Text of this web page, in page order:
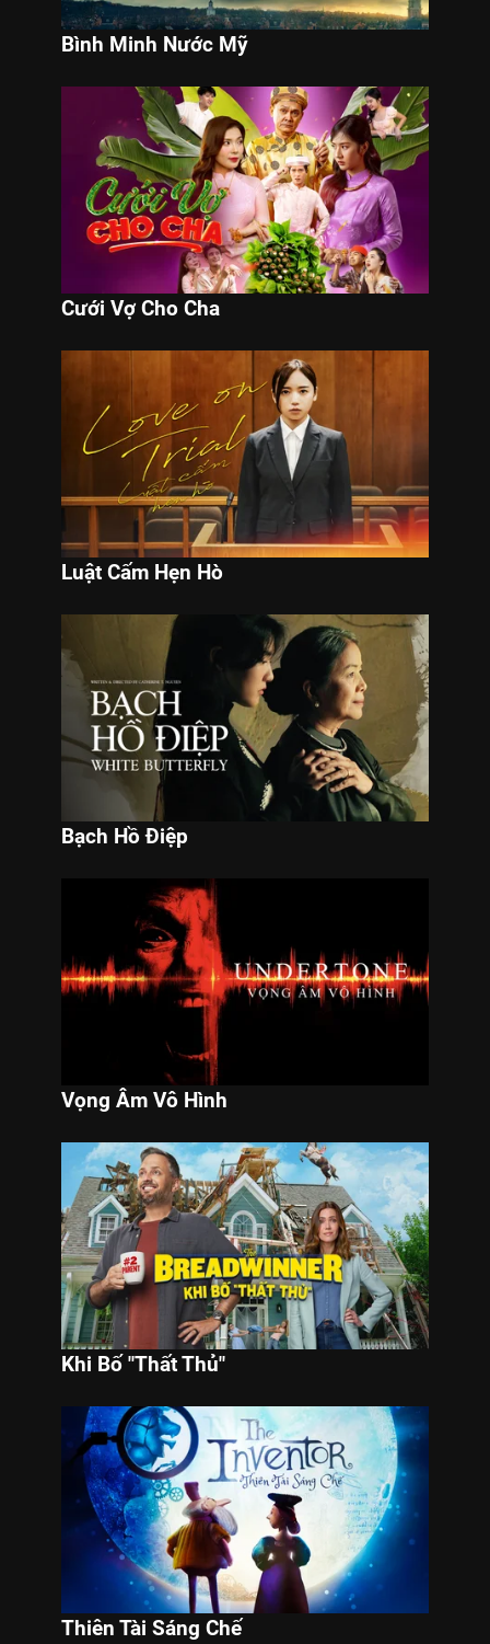
Bình Minh Nước Mỹ
Cưới Vợ Cho Cha
Luật Cấm Hẹn Hò
Bạch Hồ Điệp
Vọng Âm Vô Hình
Khi Bố "Thất Thủ"
Thiên Tài Sáng Chế